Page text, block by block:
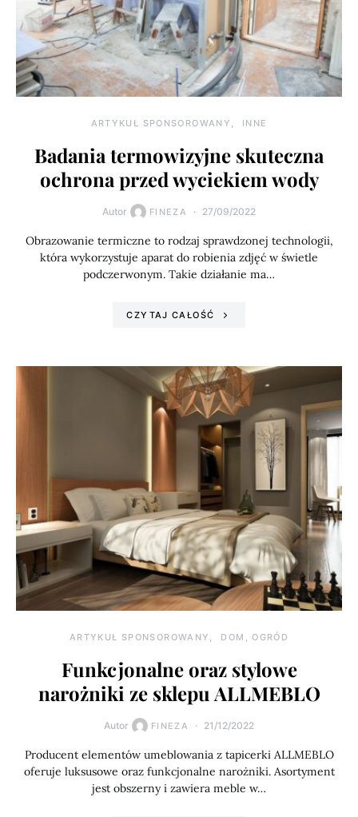
ARTYKUŁ SPONSOROWANY INNE
Badania termowizyjne skuteczna
ochrona przed wyciekiem wody
Autor FINEZA 27/09/2022
Obrazowanie termiczne to rodzaj sprawdzonej technologii,
która wykorzystuje aparat do robienia zdjęć w świetle
podczerwonym. Takie działanie ma…
CZYTAJ CAŁOŚĆ
ARTYKUŁ SPONSOROWANY DOM, OGRÓD
Funkcjonalne oraz stylowe
narożniki ze sklepu ALLMEBLO
Autor FINEZA 21/12/2022
Producent elementów umeblowania z tapicerki ALLMEBLO
oferuje luksusowe oraz funkcjonalne narożniki. Asortyment
jest obszerny i zawiera meble w…